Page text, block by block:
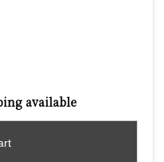
available